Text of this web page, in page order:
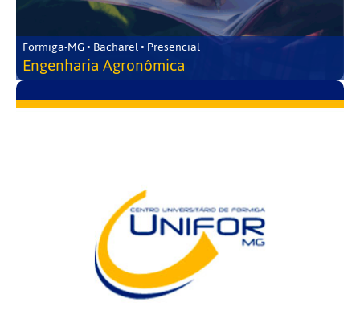
Formiga-MG • Bacharel • Presencial
Engenharia Agronômica